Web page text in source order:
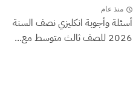
منذ عام
أسئلة وأجوبة انكليزي نصف السنة
2026 للصف ثالث متوسط مع...